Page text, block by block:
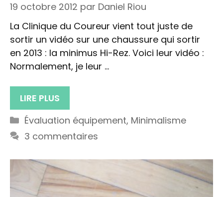
19 octobre 2012 par Daniel Riou
La Clinique du Coureur vient tout juste de
sortir un vidéo sur une chaussure qui sortir
en 2013 : la minimus Hi-Rez. Voici leur vidéo :
Normalement, je leur …
LIRE PLUS
Catégories
Évaluation équipement, Minimalisme
3 commentaires